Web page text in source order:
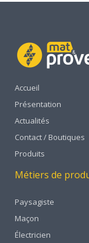
Accueil
Présentation
Actualités
Contact / Boutiques
Produits
Métiers de
Paysagiste
Maçon
Électricien